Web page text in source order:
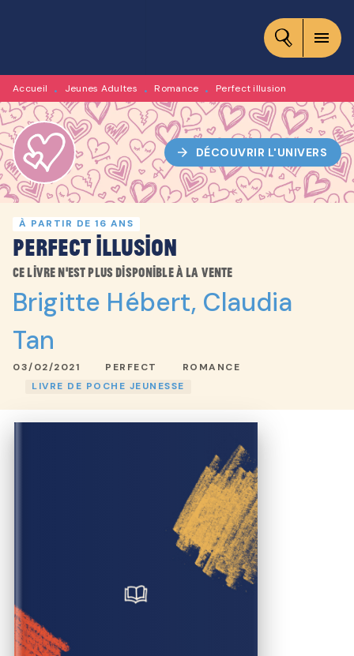
CONTENU
menu
Accueil • Jeunes Adultes • Romance • Perfect illusion
arrow_forward DÉCOUVRIR L'UNIVERS
À PARTIR DE 16 ANS
Perfect illusion
Ce livre n'est plus disponible à la vente
Brigitte Hébert, Claudia
Tan
03/02/2021 PERFECT
ROMANCE
LIVRE DE POCHE JEUNESSE